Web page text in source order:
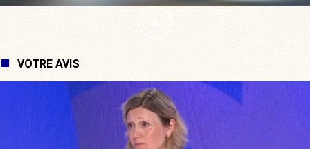
VOTRE AVIS